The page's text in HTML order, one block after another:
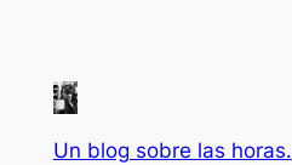
Un blog sobre las horas.